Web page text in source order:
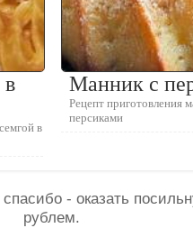
в
в
Манник с
Рецепт приготовления
персиками
- оказать
рублем.